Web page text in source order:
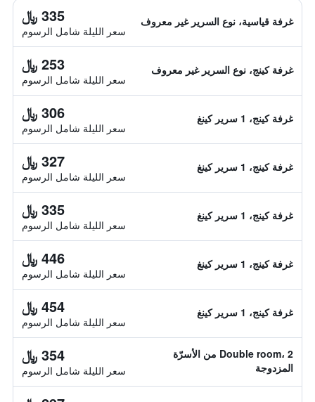
غرفة قياسية، نوع السرير غير معروف 335 ﷼
سعر الليلة شامل الرسوم
غرفة كينج، نوع السرير غير معروف 253 ﷼
سعر الليلة شامل الرسوم
غرفة كينج، 1 سرير كينغ 306 ﷼
سعر الليلة شامل الرسوم
غرفة كينج، 1 سرير كينغ 327 ﷼
سعر الليلة شامل الرسوم
غرفة كينج، 1 سرير كينغ 335 ﷼
سعر الليلة شامل الرسوم
غرفة كينج، 1 سرير كينغ 446 ﷼
سعر الليلة شامل الرسوم
غرفة كينج، 1 سرير كينغ 454 ﷼
سعر الليلة شامل الرسوم
Double room، 2 من الأسرّة
المزدوجة
354 ﷼
سعر الليلة شامل الرسوم